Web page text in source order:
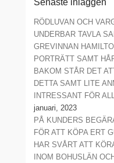
Senaste inläggen
RÖDLUVAN OCH
UNDERBAR TAVLA
GREVINNAN
PORTRÄTT SAMT
BAKOM STÅR DET
DETTA SAMT LITE
INTRESSANT FÖR
januari, 2023
PÅ KUNDERS
FÖR ATT KÖPA ERT
HAR SVÅRT ATT
INOM BOHUSLÄN